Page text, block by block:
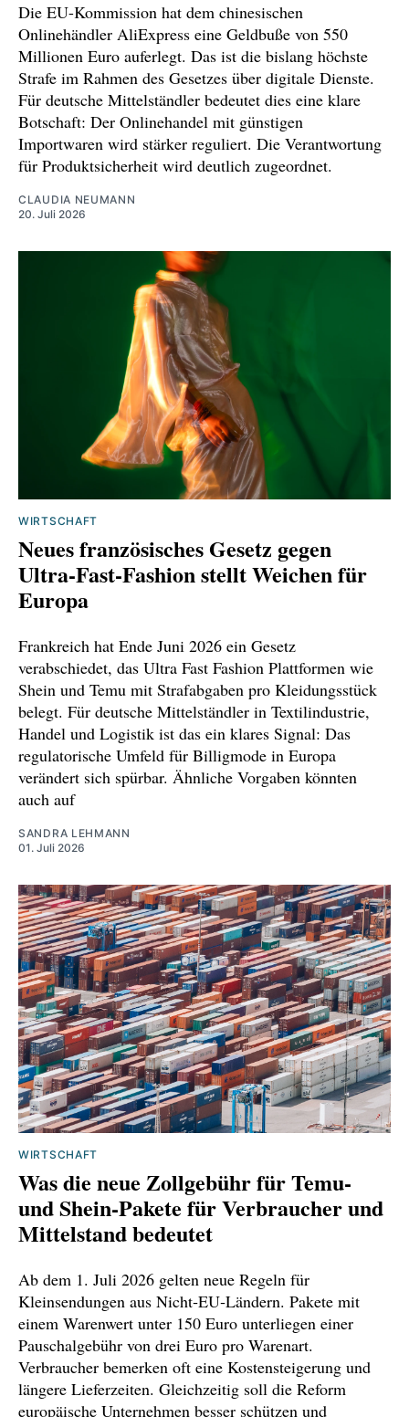
Die EU-Kommission hat dem chinesischen
Onlinehändler AliExpress eine Geldbuße von 550
Millionen Euro auferlegt. Das ist die bislang höchste
Strafe im Rahmen des Gesetzes über digitale Dienste.
Für deutsche Mittelständler bedeutet dies eine klare
Botschaft: Der Onlinehandel mit günstigen
Importwaren wird stärker reguliert. Die Verantwortung
für Produktsicherheit wird deutlich zugeordnet.
CLAUDIA NEUMANN
20. Juli 2026
WIRTSCHAFT
Neues französisches Gesetz gegen
Ultra-Fast-Fashion stellt Weichen für
Europa
Frankreich hat Ende Juni 2026 ein Gesetz
verabschiedet, das Ultra Fast Fashion Plattformen wie
Shein und Temu mit Strafabgaben pro Kleidungsstück
belegt. Für deutsche Mittelständler in Textilindustrie,
Handel und Logistik ist das ein klares Signal: Das
regulatorische Umfeld für Billigmode in Europa
verändert sich spürbar. Ähnliche Vorgaben könnten
auch auf
SANDRA LEHMANN
01. Juli 2026
WIRTSCHAFT
Was die neue Zollgebühr für Temu‑
und Shein‑Pakete für Verbraucher und
Mittelstand bedeutet
Ab dem 1. Juli 2026 gelten neue Regeln für
Kleinsendungen aus Nicht‑EU‑Ländern. Pakete mit
einem Warenwert unter 150 Euro unterliegen einer
Pauschalgebühr von drei Euro pro Warenart.
Verbraucher bemerken oft eine Kostensteigerung und
längere Lieferzeiten. Gleichzeitig soll die Reform
europäische Unternehmen besser schützen und